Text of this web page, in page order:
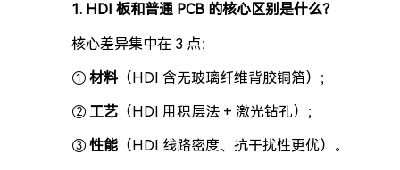
1. HDI 板和普通 PCB 的核心区别是什么？
核心差异集中在 3 点：
① 材料 （HDI 含无玻璃纤维背胶铜箔）；
② 工艺 （HDI 用积层法 + 激光钻孔）；
③ 性能 （HDI 线路密度、抗干扰性更优）。